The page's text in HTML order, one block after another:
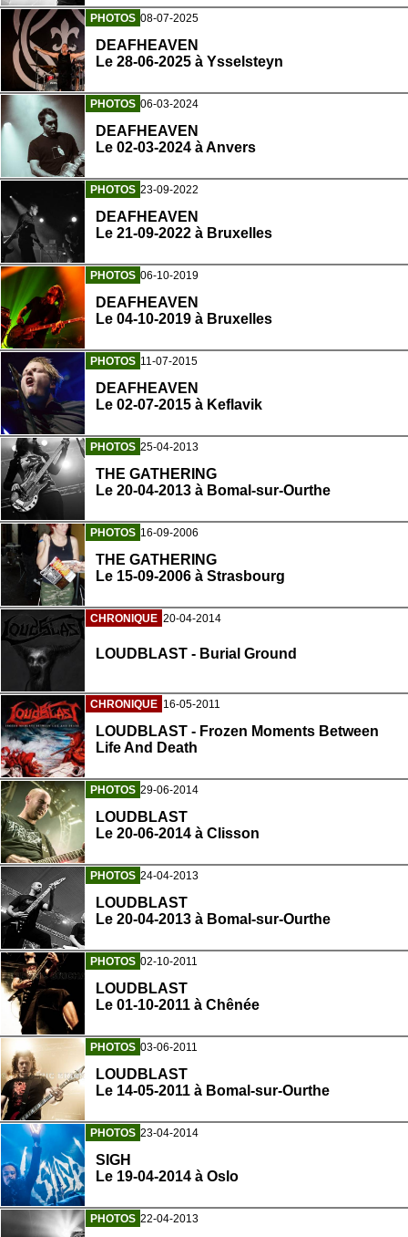
PHOTOS 08-07-2025
DEAFHEAVEN
Le 28-06-2025 à Ysselsteyn
PHOTOS 06-03-2024
DEAFHEAVEN
Le 02-03-2024 à Anvers
PHOTOS 23-09-2022
DEAFHEAVEN
Le 21-09-2022 à Bruxelles
PHOTOS 06-10-2019
DEAFHEAVEN
Le 04-10-2019 à Bruxelles
PHOTOS 11-07-2015
DEAFHEAVEN
Le 02-07-2015 à Keflavik
PHOTOS 25-04-2013
THE GATHERING
Le 20-04-2013 à Bomal-sur-Ourthe
PHOTOS 16-09-2006
THE GATHERING
Le 15-09-2006 à Strasbourg
CHRONIQUE 20-04-2014
LOUDBLAST - Burial Ground
CHRONIQUE 16-05-2011
LOUDBLAST - Frozen Moments Between
Life And Death
PHOTOS 29-06-2014
LOUDBLAST
Le 20-06-2014 à Clisson
PHOTOS 24-04-2013
LOUDBLAST
Le 20-04-2013 à Bomal-sur-Ourthe
PHOTOS 02-10-2011
LOUDBLAST
Le 01-10-2011 à Chênée
PHOTOS 03-06-2011
LOUDBLAST
Le 14-05-2011 à Bomal-sur-Ourthe
PHOTOS 23-04-2014
SIGH
Le 19-04-2014 à Oslo
PHOTOS 22-04-2013